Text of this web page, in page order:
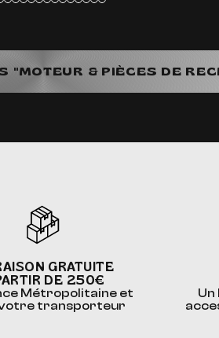
"MOTEUR & PIÈCES DE
GRATUITE
DE 250€
Métropolitaine et
votre transporteur